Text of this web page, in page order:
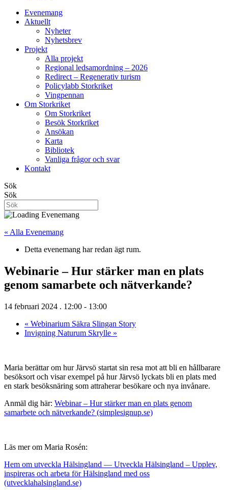
Evenemang
Aktuellt
Nyheter
Nyhetsbrev
Projekt
Alla projekt
Regional ledsamordning – 2026
Redirect – Regenerativ turism
Policylabb Storkriket
Vingpennan
Om Storkriket
Om Storkriket
Besök Storkriket
Ansökan
Karta
Bibliotek
Vanliga frågor och svar
Kontakt
Sök
Sök
« Alla Evenemang
Detta evenemang har redan ägt rum.
Webinarie – Hur stärker man en plats
genom samarbete och nätverkande?
14 februari 2024 . 12:00 - 13:00
« Webinarium Säkra Slingan Story
Invigning Naturum Skrylle »
Maria berättar om hur Järvsö startat sin resa mot att bli en hållbarare
besöksort och visar exempel på hur Järvsö lyckats bli en plats med
en stark besöksnäring som attraherar besökare och nya invånare.
Anmäl dig här: Webinar – Hur stärker man en plats genom
samarbete och nätverkande? (simplesignup.se)
Läs mer om Maria Rosén:
Hem om utveckla Hälsingland — Utveckla Hälsingland – Upplev,
inspireras och arbeta för Hälsingland med oss
(utvecklahalsingland.se)